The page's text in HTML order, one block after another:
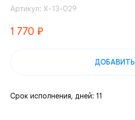
Артикул: Х-13-029
1 770 ₽
ДОБАВИТЬ
Срок исполнения, дней: 11